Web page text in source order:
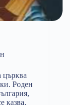
църква
Роден
казва,